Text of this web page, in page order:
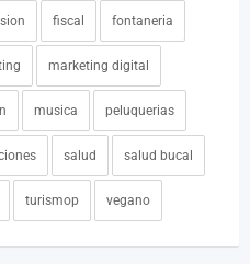
fiscal fontaneria
marketing digital
musica peluquerias
salud salud bucal
turismop vegano